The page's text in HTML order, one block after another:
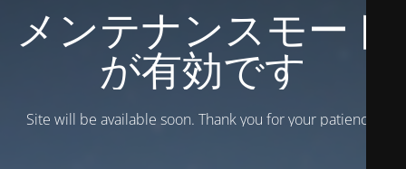
メンテナンスモード
が有効です
Site will be available soon. Thank you for your patience!